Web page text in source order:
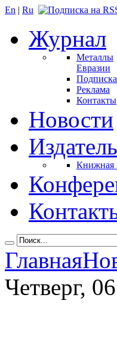
En | Ru
Журнал
Металлы
Евразии
Подписка
Реклама
Контакты
Новости
Книжная
Главная
Четверг,